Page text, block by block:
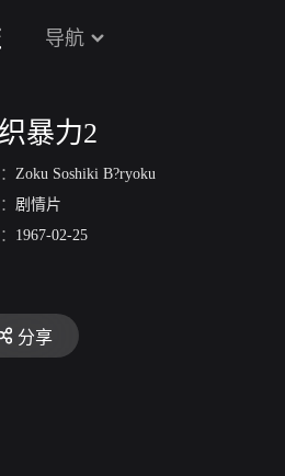
导航
暴力2
Zoku Soshiki B?ryoku
剧情片
1967-02-25
分享